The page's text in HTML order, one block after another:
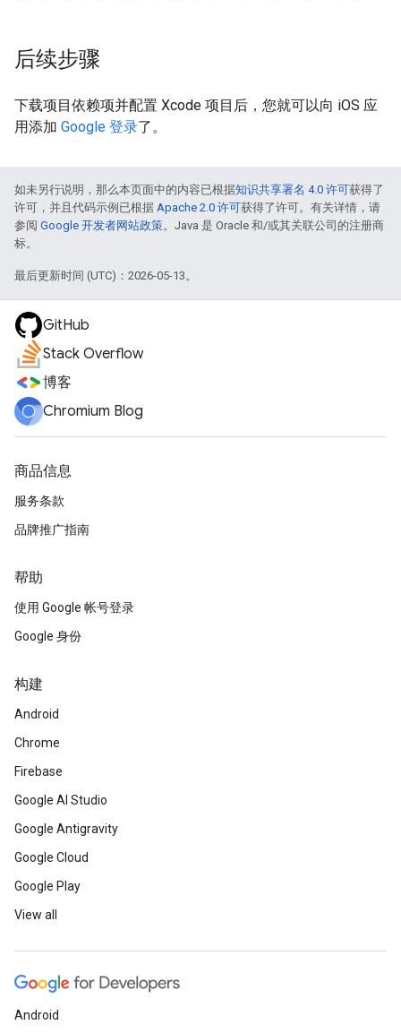
后续步骤
下载项目依赖项并配置 Xcode 项目后，您就可以向 iOS 应
用添加 Google 登录了。
如未另行说明，那么本页面中的内容已根据知识共享署名 4.0 许可获得了
许可，并且代码示例已根据 Apache 2.0 许可获得了许可。有关详情，请
参阅 Google 开发者网站政策。Java 是 Oracle 和/或其关联公司的注册商
标。
最后更新时间 (UTC)：2026-05-13。
GitHub
Stack Overflow
博客
Chromium Blog
商品信息
服务条款
品牌推广指南
帮助
使用 Google 帐号登录
Google 身份
构建
Android
Chrome
Firebase
Google AI Studio
Google Antigravity
Google Cloud
Google Play
View all
Android